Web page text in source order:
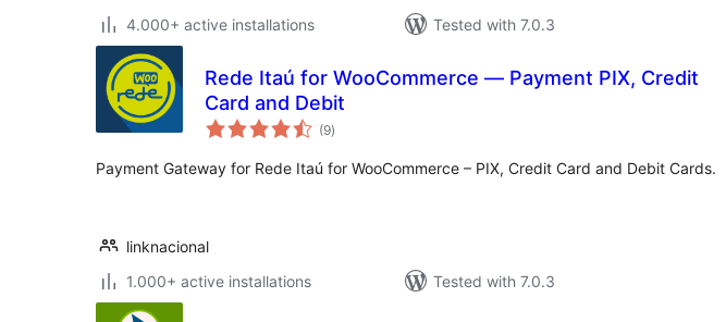
4.000+ active installations
Tested with 7.0.3
Rede Itaú for WooCommerce — Payment PIX, Credit
Card and Debit
(9total
ratings
)
Payment Gateway for Rede Itaú for WooCommerce – PIX, Credit Card and Debit Cards.
linknacional
1.000+ active installations
Tested with 7.0.3